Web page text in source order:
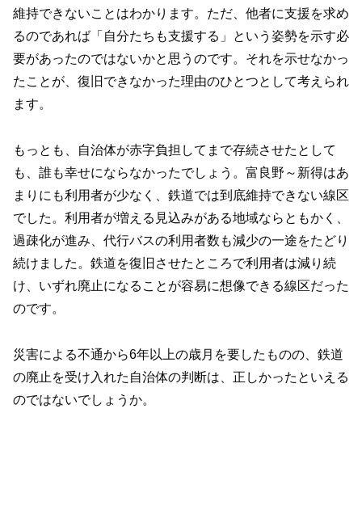
維持できないことはわかります。ただ、他者に支援を求め
るのであれば「自分たちも支援する」という姿勢を示す必
要があったのではないかと思うのです。それを示せなかっ
たことが、復旧できなかった理由のひとつとして考えられ
ます。
もっとも、自治体が赤字負担してまで存続させたとして
も、誰も幸せにならなかったでしょう。富良野～新得はあ
まりにも利用者が少なく、鉄道では到底維持できない線区
でした。利用者が増える見込みがある地域ならともかく、
過疎化が進み、代行バスの利用者数も減少の一途をたどり
続けました。鉄道を復旧させたところで利用者は減り続
け、いずれ廃止になることが容易に想像できる線区だった
のです。
災害による不通から6年以上の歳月を要したものの、鉄道
の廃止を受け入れた自治体の判断は、正しかったといえる
のではないでしょうか。